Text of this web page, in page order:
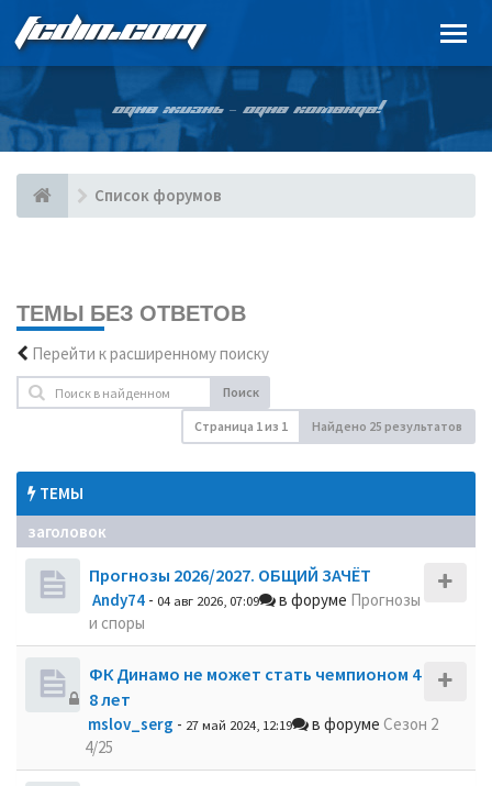
FCDIN.COM
ОДНА ЖИЗНЬ – ОДНА КОМАНДА!
Список форумов
ТЕМЫ БЕЗ ОТВЕТОВ
Перейти к расширенному поиску
Поиск
Страница 1из 1 Найдено 25 результатов
ТЕМЫ
заголовок
Прогнозы 2026/2027. ОБЩИЙ ЗАЧЁТ
Andy74 - 04 авг 2026, 07:09 в форуме Прогнозы
и споры
ФК Динамо не может стать чемпионом 4
8 лет
mslov_serg - 27 май 2024, 12:19 в форуме Сезон 2
4/25